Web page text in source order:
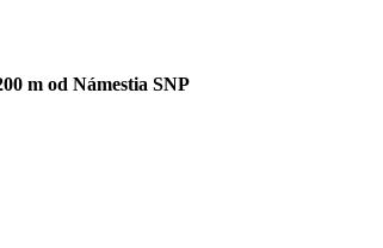
m od Námestia SNP